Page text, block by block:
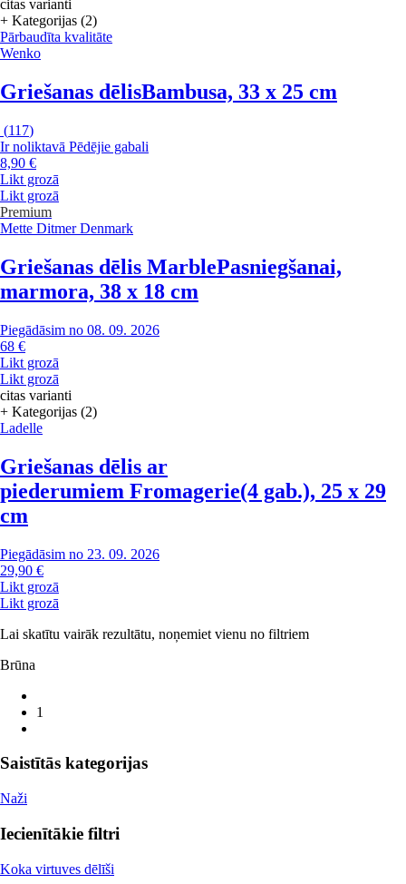
citas varianti
+ Kategorijas (2)
Pārbaudīta kvalitāte
Wenko
Griešanas dēlisBambusa, 33 x 25 cm
(117)
Ir noliktavā Pēdējie gabali
8,90 €
Likt grozā
Likt grozā
Premium
Mette Ditmer Denmark
Griešanas dēlis MarblePasniegšanai,
marmora, 38 x 18 cm
Piegādāsim no 08. 09. 2026
68 €
Likt grozā
Likt grozā
citas varianti
+ Kategorijas (2)
Ladelle
Griešanas dēlis ar
piederumiem Fromagerie(4 gab.), 25 x 29
cm
Piegādāsim no 23. 09. 2026
29,90 €
Likt grozā
Likt grozā
Lai skatītu vairāk rezultātu, noņemiet vienu no filtriem
Brūna
1
Saistītās kategorijas
Naži
Iecienītākie filtri
Koka virtuves dēlīši